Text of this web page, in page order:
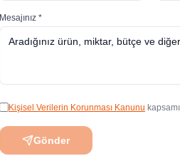
Mesajınız *
Kişisel Verilerin Korunması Kanunu
Gönder